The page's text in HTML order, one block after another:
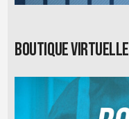
Boutique virtuelle